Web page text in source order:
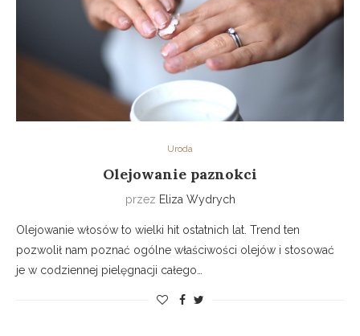
Uroda
Olejowanie paznokci
przez Eliza Wydrych
Olejowanie włosów to wielki hit ostatnich lat. Trend ten
pozwolił nam poznać ogólne właściwości olejów i stosować
je w codziennej pielęgnacji całego…